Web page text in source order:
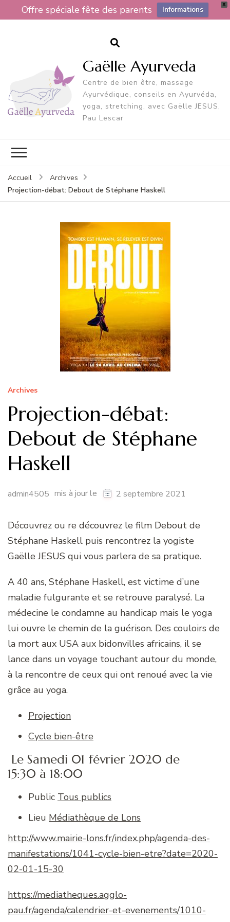
X
Offre spéciale fête des parents Informations
Gaëlle Ayurveda
Centre de bien être, massage
Ayurvédique, conseils en Ayurvéda,
yoga, stretching, avec Gaëlle JESUS,
Pau Lescar
Accueil
Archives
Projection-débat: Debout de Stéphane Haskell
Archives
Projection-débat:
Debout de Stéphane
Haskell
admin4505 mis à jour le 2 septembre 2021
Découvrez ou re découvrez le film Debout de
Stéphane Haskell puis rencontrez la yogiste
Gaëlle JESUS qui vous parlera de sa pratique.
A 40 ans, Stéphane Haskell, est victime d’une
maladie fulgurante et se retrouve paralysé. La
médecine le condamne au handicap mais le yoga
lui ouvre le chemin de la guérison. Des couloirs de
la mort aux USA aux bidonvilles africains, il se
lance dans un voyage touchant autour du monde,
à la rencontre de ceux qui ont renoué avec la vie
grâce au yoga.
Projection
Cycle bien-être
Le Samedi 01 février 2020 de
15:30 à 18:00
Public Tous publics
Lieu Médiathèque de Lons
http://www.mairie-lons.fr/index.php/agenda-des-
manifestations/1041-cycle-bien-etre?date=2020-
02-01-15-30
https://mediatheques.agglo-
pau.fr/agenda/calendrier-et-evenements/1010-